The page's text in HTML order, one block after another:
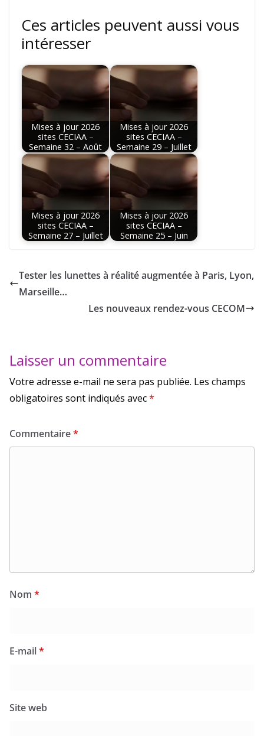
Ces articles peuvent aussi vous
intéresser
Mises à jour 2026
sites CECIAA –
Semaine 32 – Août
Mises à jour 2026
sites CECIAA –
Semaine 29 – Juillet
Mises à jour 2026
sites CECIAA –
Semaine 27 – Juillet
Mises à jour 2026
sites CECIAA –
Semaine 25 – Juin
Tester les lunettes à réalité augmentée à Paris, Lyon,
Marseille…
Les nouveaux rendez-vous CECOM
Laisser un commentaire
Votre adresse e-mail ne sera pas publiée. Les champs
obligatoires sont indiqués avec*
Commentaire*
Nom *
E-mail*
Site web